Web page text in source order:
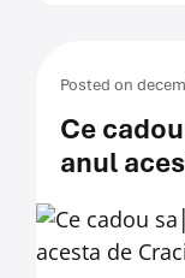
Posted on
Ce
anul